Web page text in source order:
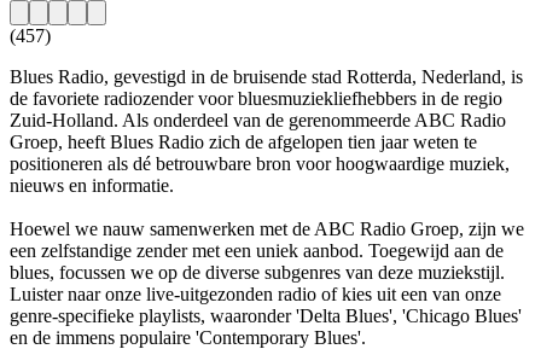
(457)
Blues Radio, gevestigd in de bruisende stad Rotterda, Nederland, is
de favoriete radiozender voor bluesmuziekliefhebbers in de regio
Zuid-Holland. Als onderdeel van de gerenommeerde ABC Radio
Groep, heeft Blues Radio zich de afgelopen tien jaar weten te
positioneren als dé betrouwbare bron voor hoogwaardige muziek,
nieuws en informatie.
Hoewel we nauw samenwerken met de ABC Radio Groep, zijn we
een zelfstandige zender met een uniek aanbod. Toegewijd aan de
blues, focussen we op de diverse subgenres van deze muziekstijl.
Luister naar onze live-uitgezonden radio of kies uit een van onze
genre-specifieke playlists, waaronder 'Delta Blues', 'Chicago Blues'
en de immens populaire 'Contemporary Blues'.